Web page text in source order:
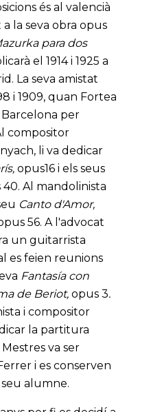
és al valencià
la seva obra opus
para dos
el 1914 i 1925 a
La seva amistat
i 1909, quan Fortea
per
compositor
li va dedicar
opus16 i els seus
40. Al mandolinista
Canto d'Amor,
56. A l'advocat
un guitarrista
es feien reunions
Fantasía con
de Beriot,opus 3.
i compositor
la partitura
va ser
i es conserven
seu alumne.